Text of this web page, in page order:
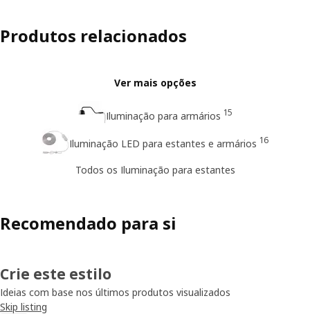
Produtos relacionados
Ver mais opções
Iluminação para armários 15
Iluminação LED para estantes e armários 16
Todos os Iluminação para estantes
Recomendado para si
Crie este estilo
Ideias com base nos últimos produtos visualizados
Skip listing